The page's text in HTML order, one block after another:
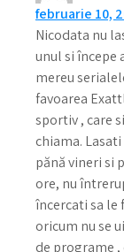
februarie 10,
Nicodata nu
unul si începe
mereu
favoarea
sportiv , care
chiama.
pănă vineri si
ore, nu
încercati sa le
oricum nu se
de programe